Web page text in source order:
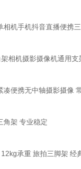
机手机抖音直播便携
相机摄影摄像机通用支
便携无中轴摄影摄像
角架 专业稳定
承重 旅拍三脚架 经